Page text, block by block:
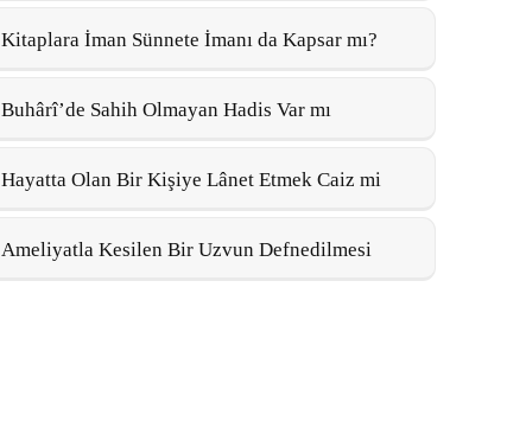
Kitaplara İman Sünnete İmanı da Kapsar mı?
Buhârî’de Sahih Olmayan Hadis Var mı
Hayatta Olan Bir Kişiye Lânet Etmek Caiz mi
Ameliyatla Kesilen Bir Uzvun Defnedilmesi